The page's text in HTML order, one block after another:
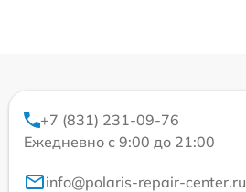
+7 (831) 231-09-76
Ежедневно с 9:00 до 21:00
info@polaris-repair-center.ru